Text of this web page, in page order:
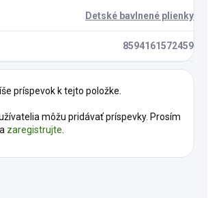
Detské bavlnené plienky
8594161572459
príspevok k tejto položke.
môžu pridávať príspevky. Prosím
zaregistrujte.